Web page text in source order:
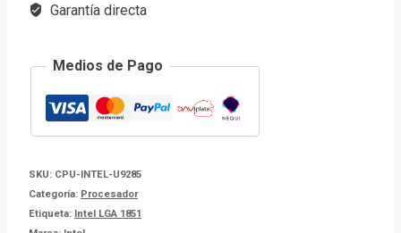
CACHE
MB
LGA
1851
Garantía directa
Medios de Pago
SKU: CPU-INTEL-U9285
Categoría: Procesador
Etiqueta: Intel LGA 1851